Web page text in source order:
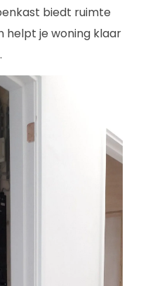
biedt ruimte
helpt je woning klaar